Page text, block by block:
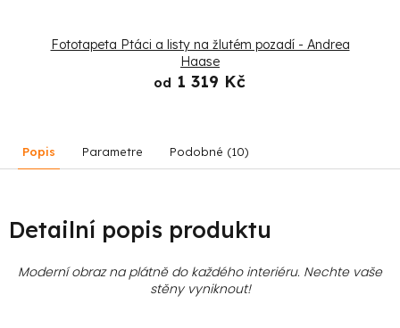
Fototapeta Ptáci a listy na žlutém pozadí - Andrea
Haase
od 1 319 Kč
Popis Parametre Podobné (10)
Detailní popis produktu
Moderní obraz na plátně do každého interiéru. Nechte vaše
stěny vyniknout!